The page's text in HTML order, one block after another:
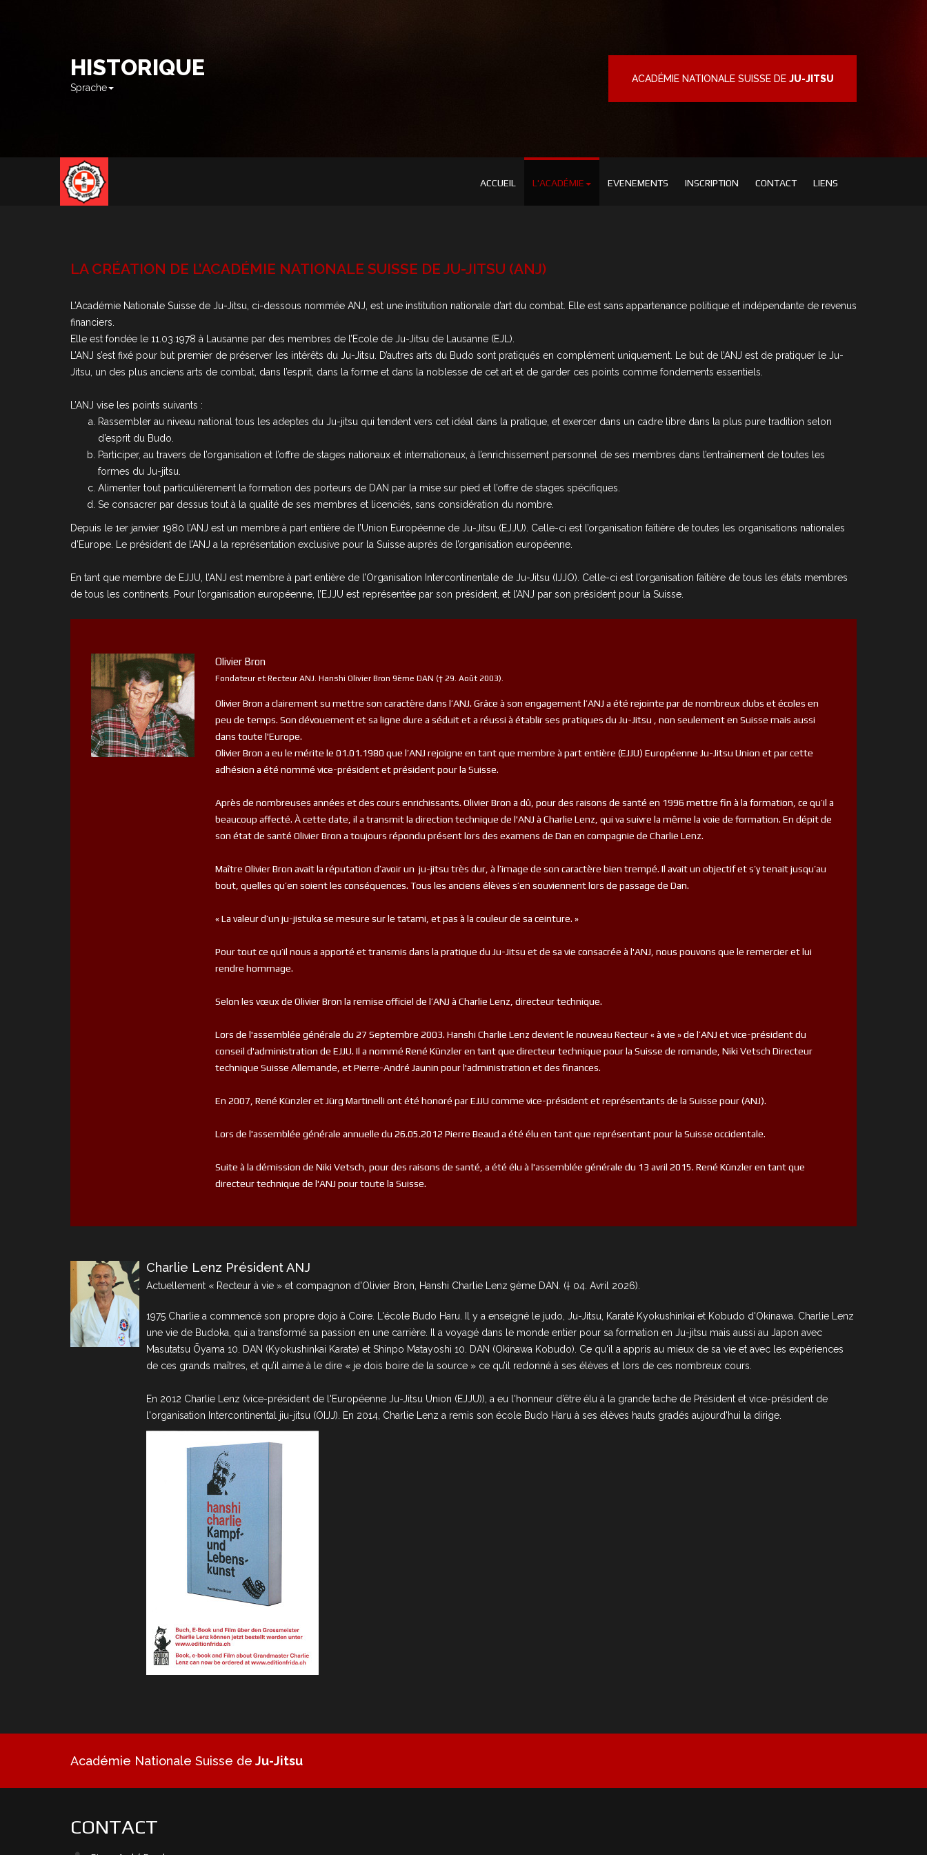
HISTORIQUE
Sprache
ACADÉMIE NATIONALE SUISSE DE JU-JITSU
ACCUEIL L'ACADÉMIE EVENEMENTS INSCRIPTION CONTACT LIENS
LA CRÉATION DE L’ACADÉMIE NATIONALE SUISSE DE JU-JITSU (ANJ)
L’Académie Nationale Suisse de Ju-Jitsu, ci-dessous nommée ANJ, est une institution nationale d’art du combat. Elle est sans appartenance politique et indépendante de revenus
financiers.
Elle est fondée le 11.03.1978 à Lausanne par des membres de l’Ecole de Ju-Jitsu de Lausanne (EJL).
L’ANJ s’est fixé pour but premier de préserver les intérêts du Ju-Jitsu. D’autres arts du Budo sont pratiqués en complément uniquement. Le but de l’ANJ est de pratiquer le Ju-
Jitsu, un des plus anciens arts de combat, dans l’esprit, dans la forme et dans la noblesse de cet art et de garder ces points comme fondements essentiels.
L’ANJ vise les points suivants :
Rassembler au niveau national tous les adeptes du Ju-jitsu qui tendent vers cet idéal dans la pratique, et exercer dans un cadre libre dans la plus pure tradition selon
d’esprit du Budo.
Participer, au travers de l’organisation et l’offre de stages nationaux et internationaux, à l’enrichissement personnel de ses membres dans l’entraînement de toutes les
formes du Ju-jitsu.
Alimenter tout particulièrement la formation des porteurs de DAN par la mise sur pied et l’offre de stages spécifiques.
Se consacrer par dessus tout à la qualité de ses membres et licenciés, sans considération du nombre.
Depuis le 1er janvier 1980 l’ANJ est un membre à part entière de l’Union Européenne de Ju-Jitsu (EJJU). Celle-ci est l’organisation faîtière de toutes les organisations nationales
d’Europe. Le président de l’ANJ a la représentation exclusive pour la Suisse auprès de l’organisation européenne.
En tant que membre de EJJU, l’ANJ est membre à part entière de l’Organisation Intercontinentale de Ju-Jitsu (IJJO). Celle-ci est l’organisation faîtière de tous les états membres
de tous les continents. Pour l’organisation européenne, l’EJJU est représentée par son président, et l’ANJ par son président pour la Suisse.
Olivier Bron
Fondateur et Recteur ANJ. Hanshi Olivier Bron 9ème DAN († 29. Août 2003).
Olivier Bron a clairement su mettre son caractère dans l’ANJ. Grâce à son engagement l’ANJ a été rejointe par de nombreux clubs et écoles en
peu de temps. Son dévouement et sa ligne dure a séduit et a réussi à établir ses pratiques du Ju-Jitsu , non seulement en Suisse mais aussi
dans toute l'Europe.
Olivier Bron a eu le mérite le 01.01.1980 que l’ANJ rejoigne en tant que membre à part entière (EJJU) Européenne Ju-Jitsu Union et par cette
adhésion a été nommé vice-président et président pour la Suisse.
Après de nombreuses années et des cours enrichissants. Olivier Bron a dû, pour des raisons de santé en 1996 mettre fin à la formation, ce qu’il a
beaucoup affecté. À cette date, il a transmit la direction technique de l'ANJ à Charlie Lenz, qui va suivre la même la voie de formation. En dépit de
son état de santé Olivier Bron a toujours répondu présent lors des examens de Dan en compagnie de Charlie Lenz.
Maître Olivier Bron avait la réputation d’avoir un ju-jitsu très dur, à l’image de son caractère bien trempé. Il avait un objectif et s’y tenait jusqu’au
bout, quelles qu’en soient les conséquences. Tous les anciens élèves s’en souviennent lors de passage de Dan.
« La valeur d’un ju-jistuka se mesure sur le tatami, et pas à la couleur de sa ceinture. »
Pour tout ce qu’il nous a apporté et transmis dans la pratique du Ju-Jitsu et de sa vie consacrée à l'ANJ, nous pouvons que le remercier et lui
rendre hommage.
Selon les vœux de Olivier Bron la remise officiel de l’ANJ à Charlie Lenz, directeur technique.
Lors de l'assemblée générale du 27 Septembre 2003. Hanshi Charlie Lenz devient le nouveau Recteur « à vie » de l’ANJ et vice-président du
conseil d'administration de EJJU. Il a nommé René Künzler en tant que directeur technique pour la Suisse de romande, Niki Vetsch Directeur
technique Suisse Allemande, et Pierre-André Jaunin pour l'administration et des finances.
En 2007, René Künzler et Jürg Martinelli ont été honoré par EJJU comme vice-président et représentants de la Suisse pour (ANJ).
Lors de l'assemblée générale annuelle du 26.05.2012 Pierre Beaud a été élu en tant que représentant pour la Suisse occidentale.
Suite à la démission de Niki Vetsch, pour des raisons de santé, a été élu à l'assemblée générale du 13 avril 2015. René Künzler en tant que
directeur technique de l'ANJ pour toute la Suisse.
Charlie Lenz Président ANJ
Actuellement « Recteur à vie » et compagnon d'Olivier Bron, Hanshi Charlie Lenz 9ème DAN. († 04. Avril 2026).
1975 Charlie a commencé son propre dojo à Coire. L'école Budo Haru. Il y a enseigné le judo, Ju-Jitsu, Karaté Kyokushinkai et Kobudo d'Okinawa. Charlie Lenz
une vie de Budoka, qui a transformé sa passion en une carrière. Il a voyagé dans le monde entier pour sa formation en Ju-jitsu mais aussi au Japon avec
Masutatsu Ōyama 10. DAN (Kyokushinkai Karate) et Shinpo Matayoshi 10. DAN (Okinawa Kobudo). Ce qu'il a appris au mieux de sa vie et avec les expériences
de ces grands maîtres, et qu’il aime à le dire « je dois boire de la source » ce qu’il redonné à ses élèves et lors de ces nombreux cours.
En 2012 Charlie Lenz (vice-président de l'Européenne Ju-Jitsu Union (EJJU)), a eu l'honneur d’être élu à la grande tache de Président et vice-président de
l'organisation Intercontinental jiu-jitsu (OIJJ). En 2014, Charlie Lenz a remis son école Budo Haru à ses élèves hauts gradés aujourd'hui la dirige.
Académie Nationale Suisse de Ju-Jitsu
CONTACT